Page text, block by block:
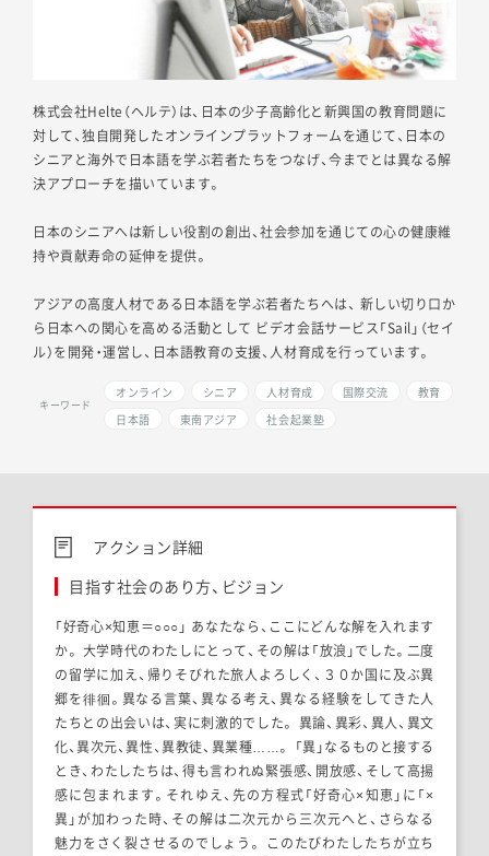
株式会社Helte（ヘルテ）は、日本の少子高齢化と新興国の教育問題に
対して、独自開発したオンラインプラットフォームを通じて、日本の
シニアと海外で日本語を学ぶ若者たちをつなげ、今までとは異なる解
決アプローチを描いています。
日本のシニアへは新しい役割の創出、社会参加を通じての心の健康維
持や貢献寿命の延伸を提供。
アジアの高度人材である日本語を学ぶ若者たちへは、 新しい切り口か
ら日本への関心を高める活動として ビデオ会話サービス「Sail」（セイ
ル）を開発・運営し、日本語教育の支援、人材育成を行っています。
キーワード
オンライン シニア 人材育成 国際交流
教育
日本語
東南アジア 社会起業塾
アクション詳細
目指す社会のあり方、ビジョン
「好奇心×知恵＝○○○」 あなたなら、ここにどんな解を入れます
か。 大学時代のわたしにとって、その解は「放浪」でした。二度
の留学に加え、帰りそびれた旅人よろしく、３０か国に及ぶ異
郷を徘徊。異なる言葉、異なる考え、異なる経験をしてきた人
たちとの出会いは、実に刺激的でした。 異論、異彩、異人、異文
化、異次元、異性、異教徒、異業種……。 「異」なるものと接する
とき、わたしたちは、得も言われぬ緊張感、開放感、そして高揚
感に包まれます。それゆえ、先の方程式「好奇心×知恵」に「×
異」が加わった時、その解は二次元から三次元へと、さらなる
魅力をさく裂させるのでしょう。 このたびわたしたちが立ち